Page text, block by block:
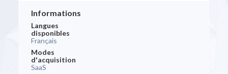
Informations
Langues
disponibles
Français
Modes
d'acquisition
SaaS